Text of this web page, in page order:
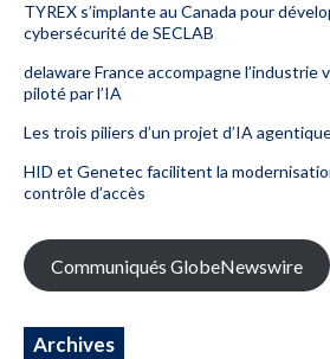
TYREX s’implante au Canada pour
cybersécurité de SECLAB
delaware France accompagne l’industrie
piloté par l’IA
Les trois piliers d’un projet d’IA
HID et Genetec facilitent la
contrôle d’accès
Communiqués GlobeNewswire
Archives